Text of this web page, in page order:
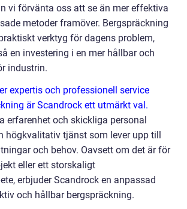
vi förvänta oss att se än mer effektiva
metoder framöver. Bergspräckning
verktyg för dagens problem,
en investering i en mer hållbar och
industrin.
expertis och professionell service
är Scandrock ett utmärkt val.
erfarenhet och skickliga personal
högkvalitativ tjänst som lever upp till
och behov. Oavsett om det är för
eller ett storskaligt
erbjuder Scandrock en anpassad
och hållbar bergspräckning.